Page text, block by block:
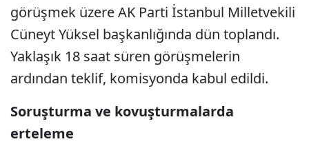
görüşmek üzere AK Parti İstanbul Milletvekili
Cüneyt Yüksel başkanlığında dün toplandı.
Yaklaşık 18 saat süren görüşmelerin
ardından teklif, komisyonda kabul edildi.
Soruşturma ve kovuşturmalarda
erteleme